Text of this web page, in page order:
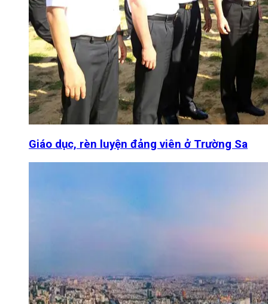
Giáo dục, rèn luyện đảng viên ở Trường Sa